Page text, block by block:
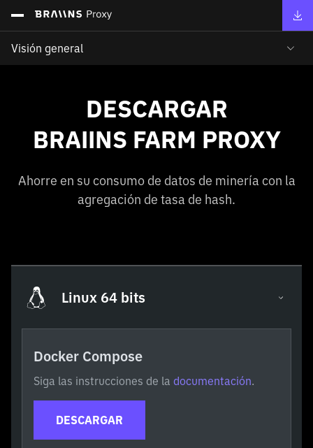
Visión general
DESCARGAR
BRAIINS FARM PROXY
Ahorre en su consumo de datos de minería con la
agregación de tasa de hash.
Linux 64 bits
Docker Compose
Siga las instrucciones de la documentación.
DESCARGAR